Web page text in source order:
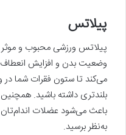
پیلاتس
پیلاتس ورزشی محبوب و موثر
وضعیت بدن و افزایش
می‌کند تا ستون فقرات شما
بلندتری داشته باشید.
باعث می‌شود عضلات اندام‌تان
به‌نظر برسید.